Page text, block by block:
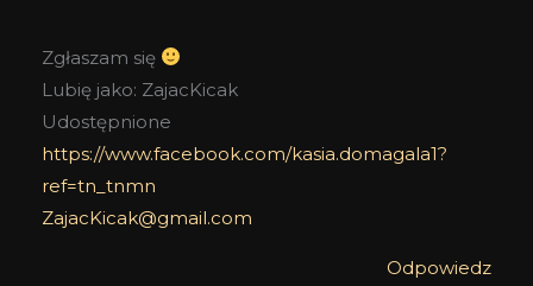
Zgłaszam się
Lubię jako: ZajacKicak
Udostępnione
https://www.facebook.com/kasia.domagala1?
ref=tn_tnmn
ZajacKicak@gmail.com
Odpowiedz